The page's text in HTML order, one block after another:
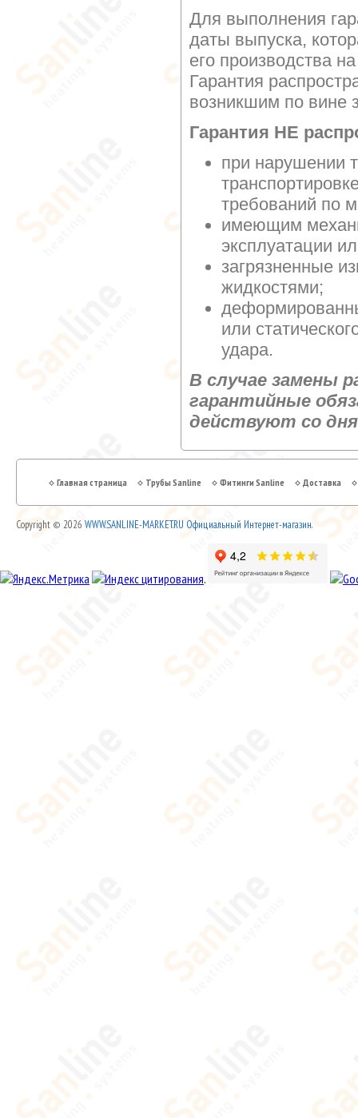
Для выполнения
даты выпуска,
его производства
Гарантия
возникшим по вине
Гарантия НЕ
при нарушении
требований по
имеющим
эксплуатации
загрязненные
жидкостями;
или
удара.
В случае замены
гарантийные
действуют со
Главная страница Трубы Sanline Фитинги Sanline Доставка
Copyright © 2026 WWW.SANLINE-MARKET.RU Официальный Интернет-магазин.
.